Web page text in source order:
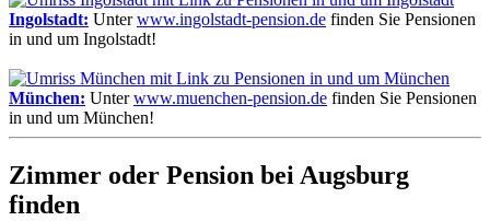
Ingolstadt: Unterwww.ingolstadt-pension.de finden Sie Pensionen
in und um Ingolstadt!
München: Unterwww.muenchen-pension.de finden Sie Pensionen
in und um München!
Zimmer oder Pension bei Augsburg
finden